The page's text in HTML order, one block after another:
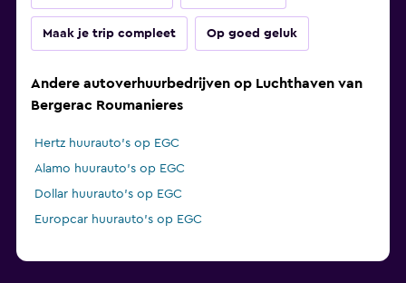
Maak je trip compleet Op goed geluk
Andere autoverhuurbedrijven op Luchthaven van
Bergerac Roumanieres
Hertz huurauto's op EGC
Alamo huurauto's op EGC
Dollar huurauto's op EGC
Europcar huurauto's op EGC